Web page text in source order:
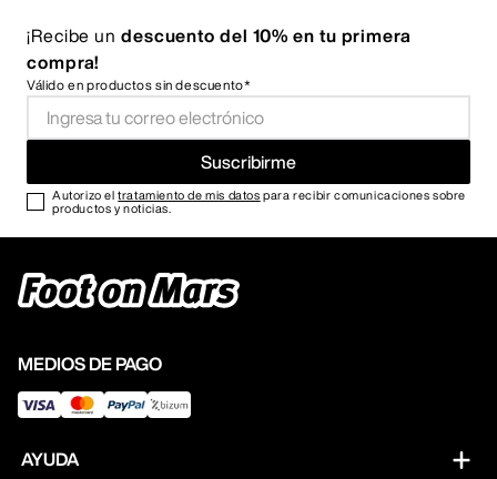
¡Recibe un descuento del 10% en tu primera
compra!
Válido en productos sin descuento*
Suscribirme
Autorizo eltratamiento de mis datos para recibir comunicaciones sobre
productos y noticias.
MEDIOS DE PAGO
AYUDA